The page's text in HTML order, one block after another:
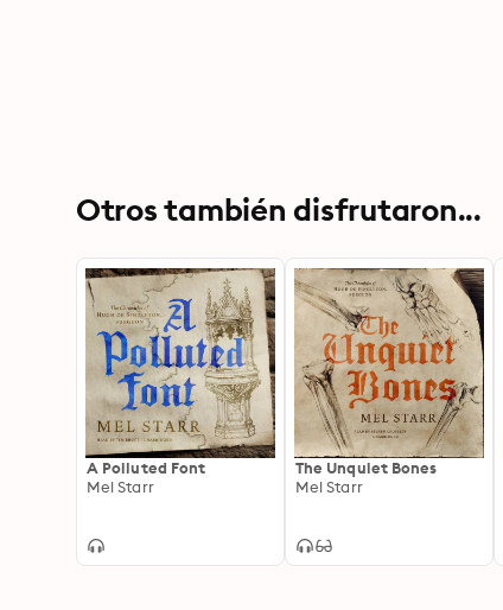
Otros también disfrutaron...
A Polluted Font
Mel Starr
The Unquiet Bones
Mel Starr